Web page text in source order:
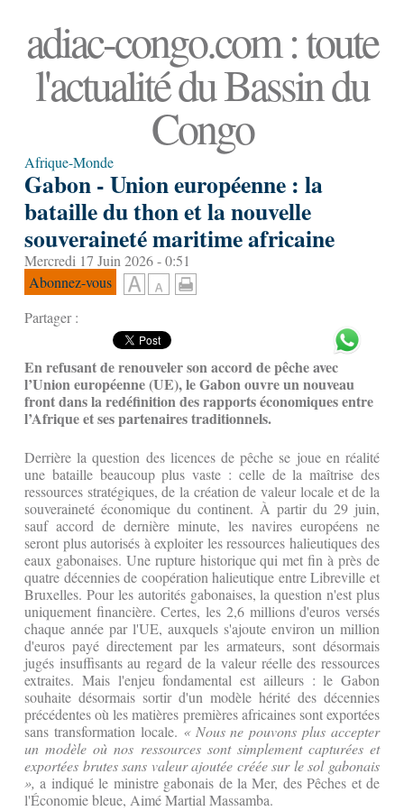
adiac-congo.com : toute
l'actualité du Bassin du
Congo
Afrique-Monde
Gabon - Union européenne : la
bataille du thon et la nouvelle
souveraineté maritime africaine
Mercredi 17 Juin 2026 - 0:51
Abonnez-vous
Partager :
En refusant de renouveler son accord de pêche avec
l’Union européenne (UE), le Gabon ouvre un nouveau
front dans la redéfinition des rapports économiques entre
l’Afrique et ses partenaires traditionnels.
Derrière la question des licences de pêche se joue en réalité
une bataille beaucoup plus vaste : celle de la maîtrise des
ressources stratégiques, de la création de valeur locale et de la
souveraineté économique du continent. À partir du 29 juin,
sauf accord de dernière minute, les navires européens ne
seront plus autorisés à exploiter les ressources halieutiques des
eaux gabonaises. Une rupture historique qui met fin à près de
quatre décennies de coopération halieutique entre Libreville et
Bruxelles. Pour les autorités gabonaises, la question n'est plus
uniquement financière. Certes, les 2,6 millions d'euros versés
chaque année par l'UE, auxquels s'ajoute environ un million
d'euros payé directement par les armateurs, sont désormais
jugés insuffisants au regard de la valeur réelle des ressources
extraites. Mais l'enjeu fondamental est ailleurs : le Gabon
souhaite désormais sortir d'un modèle hérité des décennies
précédentes où les matières premières africaines sont exportées
sans transformation locale. «Nous ne pouvons plus accepter
un modèle où nos ressources sont simplement capturées et
exportées brutes sans valeur ajoutée créée sur le sol gabonais
»,a indiqué le ministre gabonais de la Mer, des Pêches et de
l'Économie bleue, Aimé Martial Massamba.